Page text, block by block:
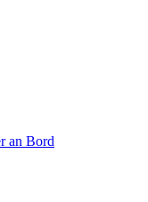
an Bord